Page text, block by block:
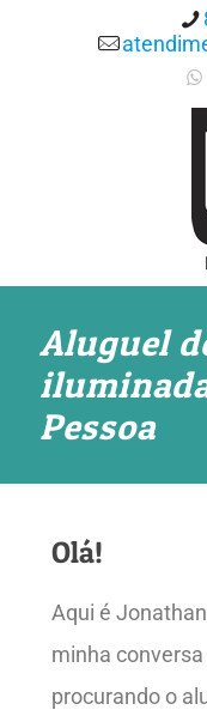
Aluguel
Pessoa
Olá!
Aqui é
minha
procurando o